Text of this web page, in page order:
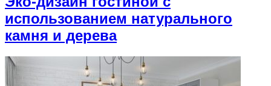
использованием натурального
камня и дерева